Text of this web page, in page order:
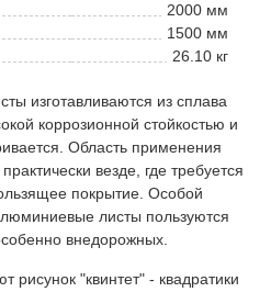
2000 мм
1500 мм
26.10 кг
изготавливаются из сплава
коррозионной стойкостью и
Область применения
везде, где требуется
покрытие. Особой
листы пользуются
внедорожных.
"квинтет" - квадратики